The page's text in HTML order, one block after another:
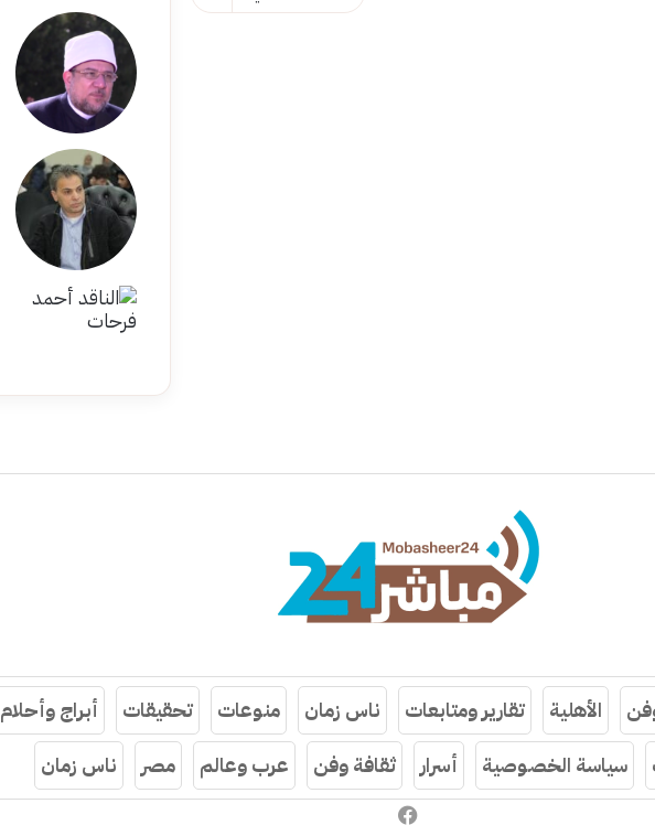
الأهلية تقارير ومتابعات ناس زمان منوعات تحقيقات أبراج وأحلام
سياسة الخصوصية أسرار ثقافة وفن عرب وعالم مصر
ناس زمان
فيسبوك